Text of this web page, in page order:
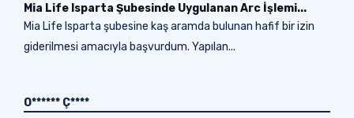
Mia Life Isparta Şubesinde Uygulanan Arc İşlemi...
Mia Life Isparta şubesine kaş aramda bulunan hafif bir izin
giderilmesi amacıyla başvurdum. Yapılan...
O****** Ç****